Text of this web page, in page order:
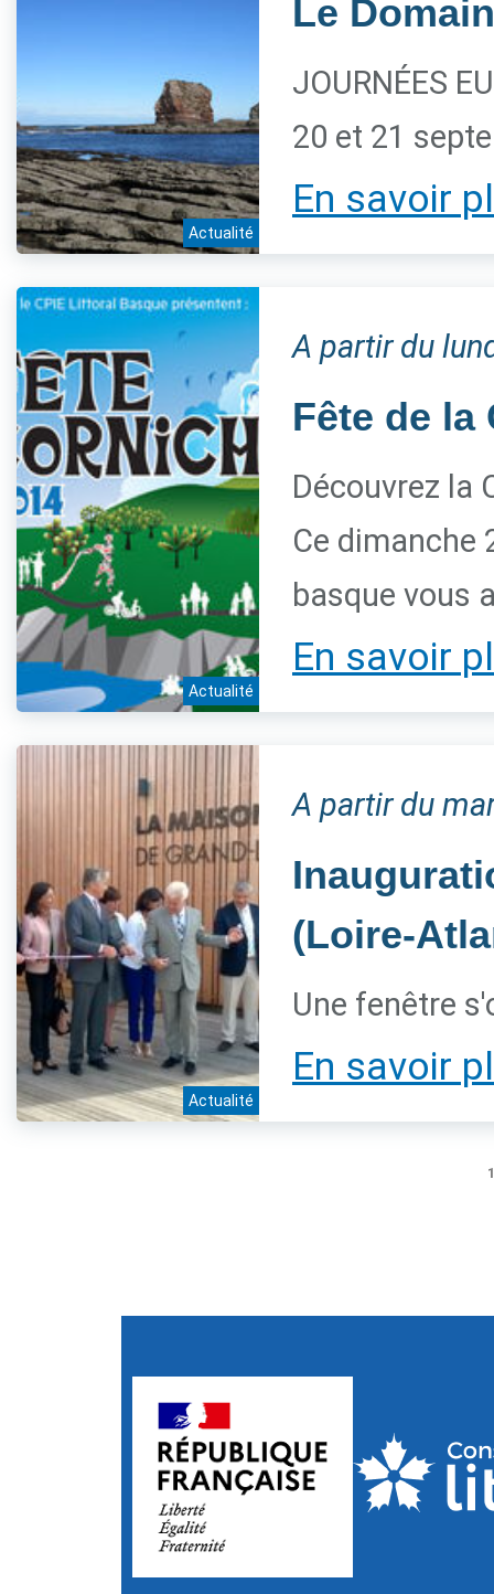
Actualité
Le
JOURNÉES
20 et 21
En savoir
Actualité
A partir du
Fête de la
Découvrez la
Ce dimanche
basque vous
En savoir
Actualité
A partir du
(Loire-
Une fenêtre
En savoir
1